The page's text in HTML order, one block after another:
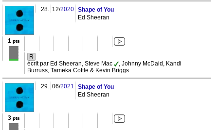
28. 12/2020 Shape of You
Ed Sheeran
1 pts
R
écrit par Ed Sheeran, Steve Mac
, Johnny McDaid, Kandi
Burruss, Tameka Cottle & Kevin Briggs
29. 06/2021
Shape of You
Ed Sheeran
3pts